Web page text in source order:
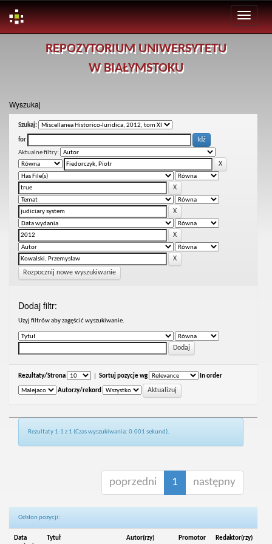
REPOZYTORIUM UNIWERSYTETU
W BIAŁYMSTOKU
Wyszukaj
Szukaj:
for
Aktualne filtry:
Rozpocznij nowe wyszukiwanie
Dodaj filtr:
Uzyj filtrów aby zagęścić wyszukiwanie.
Rezultaty/Strona Sortuj pozycje wg In order
Autorzy/rekord
Rezultaty 1-1 z 1 (Czas wyszukiwania: 0.001 sekund).
poprzedni 1 następny
Odsłon pozycji:
Data Tytuł Autor(rzy) Promotor Redaktor(rzy)